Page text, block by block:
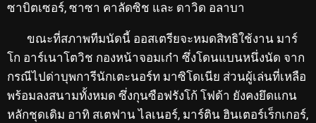
ซาบิตเซอร์, ซาซา คาลัดซิช และ ดาวิด อลาบา
ขณะที่สภาพทีมนัดนี้ ออสเตรียจะหมดสิทธิใช้งาน มาร์
โก อาร์เนาโตวิช กองหน้าจอมเก๋า ซึ่งโดนแบนหนึ่งนัด จาก
กรณีไปด่าบุพการีนักเตะนอร์ท มาซิโดเนีย ส่วนผู้เล่นที่เหลือ
พร้อมลงสนามทั้งหมด ซึ่งกุนซือฟรังโก้ โฟด้า ยังคงยึดแกน
หลักชุดเดิม อาทิ สเตฟาน ไลเนอร์, มาร์ติน ฮินเตอร์เร็กเกอร์,